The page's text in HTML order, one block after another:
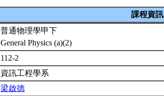
課程資訊
普通物理學甲下
General Physics (a)(2)
112-2
資訊工程學系
梁啟德